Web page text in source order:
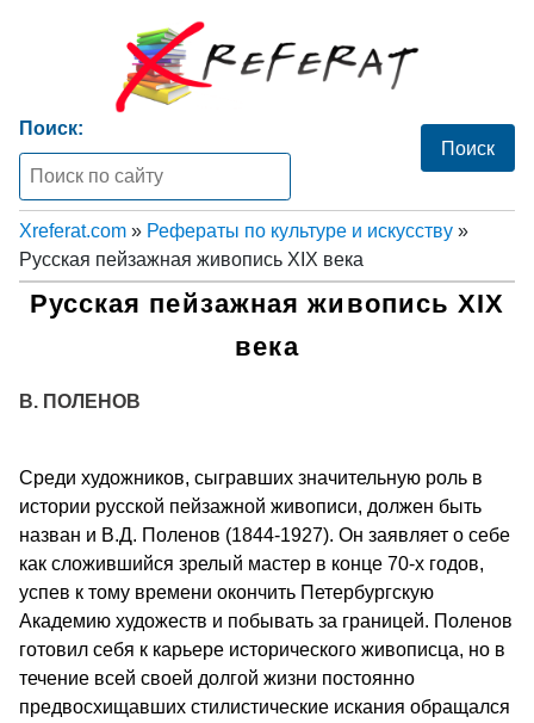
Поиск:
Xreferat.com » Рефераты по культуре и искусству »
Русская пейзажная живопись XIX века
Русская пейзажная живопись XIX
века
В. ПОЛЕНОВ
Среди художников, сыгравших значительную роль в
истории русской пейзажной живописи, должен быть
назван и В.Д. Поленов (1844-1927). Он заявляет о себе
как сложившийся зрелый мастер в конце 70-х годов,
успев к тому времени окончить Петербургскую
Академию художеств и побывать за границей. Поленов
готовил себя к карьере исторического живописца, но в
течение всей своей долгой жизни постоянно
предвосхищавших стилистические искания обращался